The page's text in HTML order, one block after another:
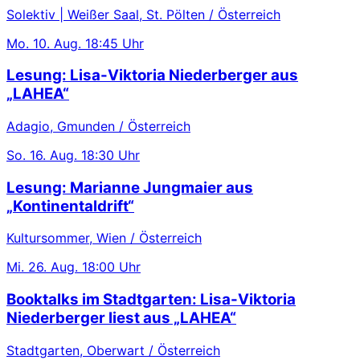
Solektiv | Weißer Saal, St. Pölten / Österreich
Mo. 10. Aug. 18:45 Uhr
Lesung: Lisa-Viktoria Niederberger aus
„LAHEA“
Adagio, Gmunden / Österreich
So. 16. Aug. 18:30 Uhr
Lesung: Marianne Jungmaier aus
„Kontinentaldrift“
Kultursommer, Wien / Österreich
Mi. 26. Aug. 18:00 Uhr
Booktalks im Stadtgarten: Lisa-Viktoria
Niederberger liest aus „LAHEA“
Stadtgarten, Oberwart / Österreich